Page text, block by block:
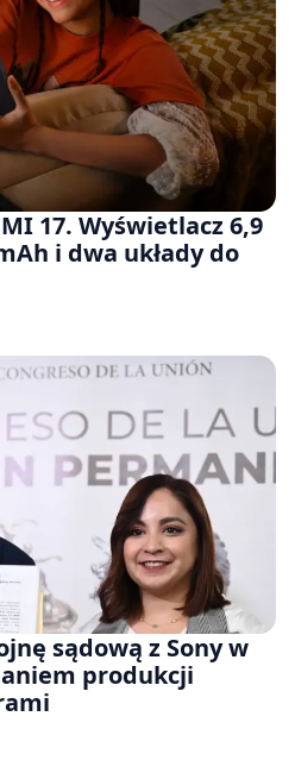
17. Wyświetlacz 6,9
i dwa układy do
sądową z Sony w
produkcji